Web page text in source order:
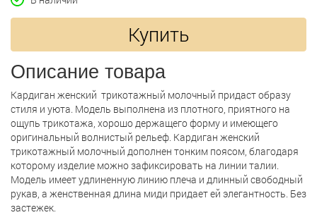
Купить
Описание товара
Кардиган женский трикотажный молочный придаст образу
стиля и уюта. Модель выполнена из плотного, приятного на
ощупь трикотажа, хорошо держащего форму и имеющего
оригинальный волнистый рельеф. Кардиган женский
трикотажный молочный дополнен тонким поясом, благодаря
которому изделие можно зафиксировать на линии талии.
Модель имеет удлиненную линию плеча и длинный свободный
рукав, а женственная длина миди придает ей элегантность. Без
застежек.